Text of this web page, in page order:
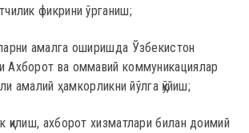
фикрини ўрганиш;
амалга оширишда Ўзбекистон
Ахборот ва оммавий коммуникациялар
амалий ҳамкорликни йўлга қўйиш;
ахборот хизматлари билан доимий